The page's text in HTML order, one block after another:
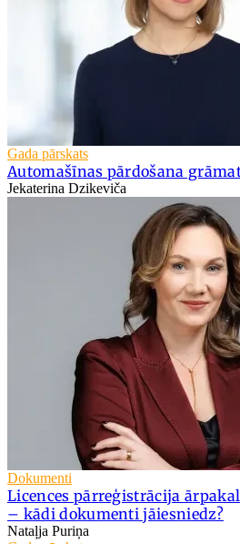
Gada pārskats
Automašīnas pārdošana
Jekaterina Dzikeviča
Dokumenti
Licences pārreģistrācija
– kādi dokumenti jāiesniedz?
Nataļja Puriņa